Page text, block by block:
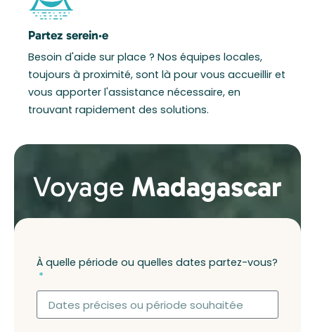
Partez serein·e
Besoin d'aide sur place ? Nos équipes locales,
toujours à proximité, sont là pour vous accueillir et
vous apporter l'assistance nécessaire, en
trouvant rapidement des solutions.
Voyage Madagascar
À quelle période ou quelles dates partez-vous?